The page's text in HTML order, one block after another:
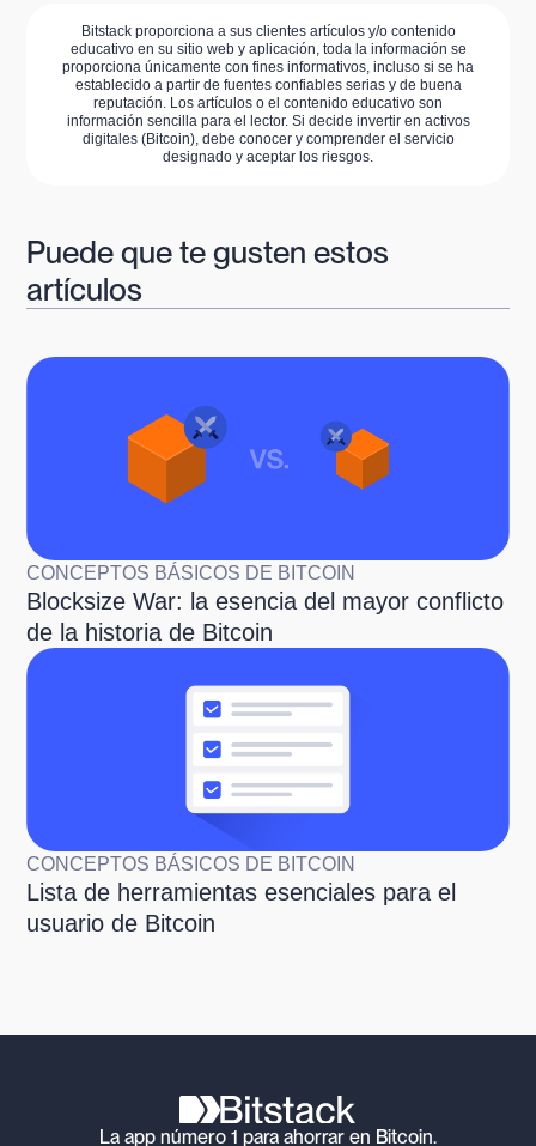
Bitstack proporciona a sus clientes artículos y/o contenido
educativo en su sitio web y aplicación, toda la información se
proporciona únicamente con fines informativos, incluso si se ha
establecido a partir de fuentes confiables serias y de buena
reputación. Los artículos o el contenido educativo son
información sencilla para el lector. Si decide invertir en activos
digitales (Bitcoin), debe conocer y comprender el servicio
designado y aceptar los riesgos.
Puede que te gusten estos
artículos
CONCEPTOS BÁSICOS DE BITCOIN
Blocksize War: la esencia del mayor conflicto
de la historia de Bitcoin
CONCEPTOS BÁSICOS DE BITCOIN
Lista de herramientas esenciales para el
usuario de Bitcoin
La app número 1 para ahorrar en Bitcoin.